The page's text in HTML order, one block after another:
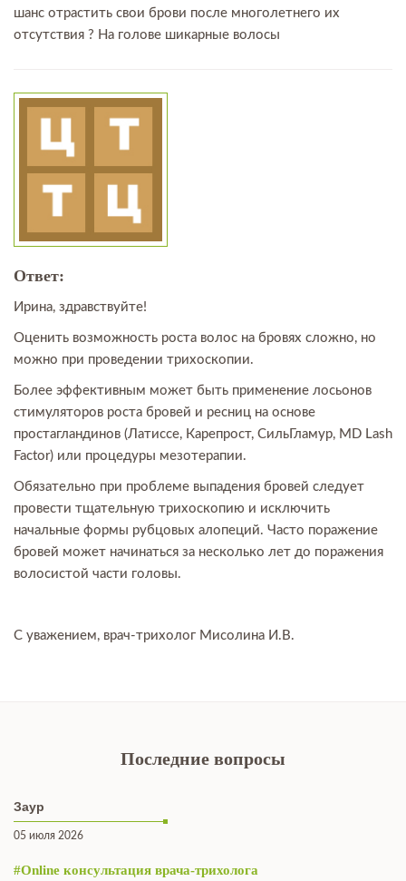
шанс отрастить свои брови после многолетнего их
отсутствия ? На голове шикарные волосы
Ответ:
Ирина, здравствуйте!
Оценить возможность роста волос на бровях сложно, но
можно при проведении трихоскопии.
Более эффективным может быть применение лосьонов
стимуляторов роста бровей и ресниц на основе
простагландинов (Латиссе, Карепрост, СильГламур, MD Lash
Factor) или процедуры мезотерапии.
Обязательно при проблеме выпадения бровей следует
провести тщательную трихоскопию и исключить
начальные формы рубцовых алопеций. Часто поражение
бровей может начинаться за несколько лет до поражения
волосистой части головы.
С уважением, врач-трихолог Мисолина И.В.
Последние вопросы
Заур
05 июля 2026
#Online консультация врача-трихолога